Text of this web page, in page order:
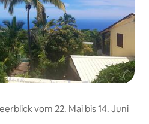
vom 22. Mai bis 14. Juni